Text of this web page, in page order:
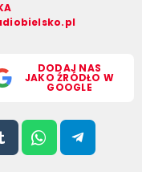
DODAJ NAS
JAKO ŹRÓDŁO W
GOOGLE